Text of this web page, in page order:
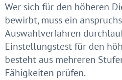
Wer sich für den höheren
bewirbt, muss ein
Auswahlverfahren
Einstellungstest für den
besteht aus mehreren
Fähigkeiten prüfen.